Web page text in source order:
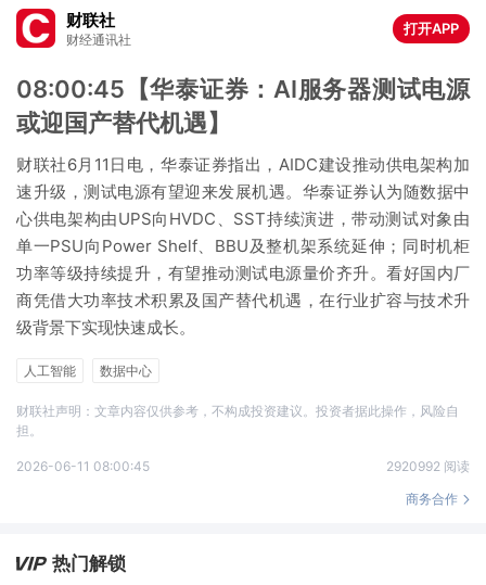
财联社
财经通讯社
打开APP
08:00:45【华泰证券：AI服务器测试电源
或迎国产替代机遇】
财联社6月11日电，华泰证券指出，AIDC建设推动供电架构加
速升级，测试电源有望迎来发展机遇。华泰证券认为随数据中
心供电架构由UPS向HVDC、SST持续演进，带动测试对象由
单一PSU向Power Shelf、BBU及整机架系统延伸；同时机柜
功率等级持续提升，有望推动测试电源量价齐升。看好国内厂
商凭借大功率技术积累及国产替代机遇，在行业扩容与技术升
级背景下实现快速成长。
人工智能 数据中心
财联社声明：文章内容仅供参考，不构成投资建议。投资者据此操作，风险自
担。
2026-06-11 08:00:45
2920992 阅读
商务合作
热门解锁